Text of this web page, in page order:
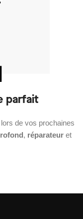
parfait
de vos prochaines
, réparateuret